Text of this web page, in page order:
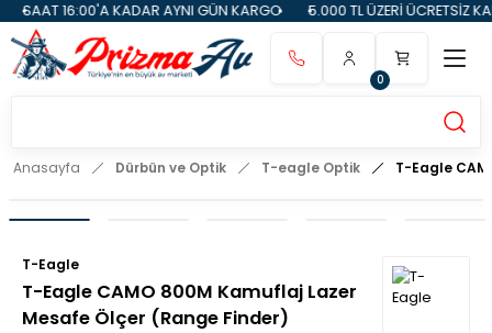
KADAR AYNI GÜN KARGO 5.000 TL ÜZERİ ÜCRETSİZ KARGO
0
Anasayfa Dürbün ve Optik T-eagle Optik T-Eagle
T-Eagle
T-Eagle CAMO 800M Kamuflaj Lazer
Mesafe Ölçer (Range Finder)